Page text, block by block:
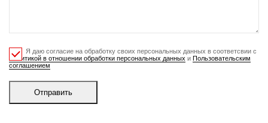
Я даю согласие на обработку своих персональных данных в соответсвии с
Политикой в отношении обработки персональных данных и Пользовательским
соглашением
Отправить